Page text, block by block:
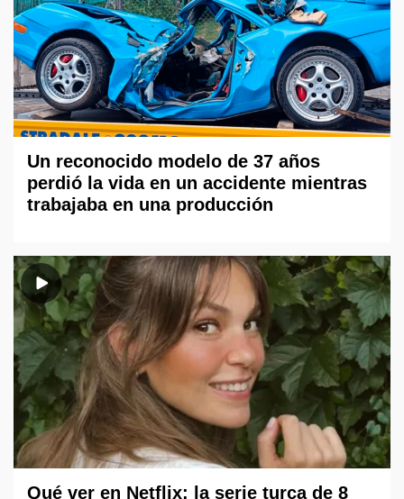
Un reconocido modelo de 37 años
perdió la vida en un accidente mientras
trabajaba en una producción
Qué ver en Netflix: la serie turca de 8